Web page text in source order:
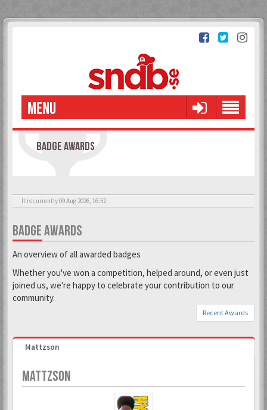
MENU
BADGE AWARDS
It is currently 09 Aug 2026, 16:52
BADGE AWARDS
An overview of all awarded badges
Whether you've won a competition, helped around, or even just
joined us, we're happy to celebrate your contribution to our
community.
Recent Awards
Mattzson
MATTZSON